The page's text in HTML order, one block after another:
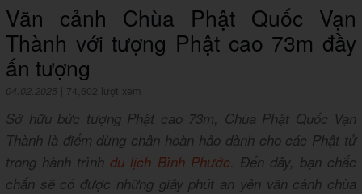
Vãn cảnh Chùa Phật Quốc Vạn
Thành với tượng Phật cao 73m đầy
ấn tượng
04.02.2025 74,602 lượt xem
Sở hữu bức tượng Phật cao 73m, Chùa Phật Quốc Vạn
Thành là điểm dừng chân hoàn hảo dành cho các Phật tử
trong hành trình du lịch Bình Phước . Đến đây, bạn chắc
chắn sẽ có được những giây phút an yên vãn cảnh chùa